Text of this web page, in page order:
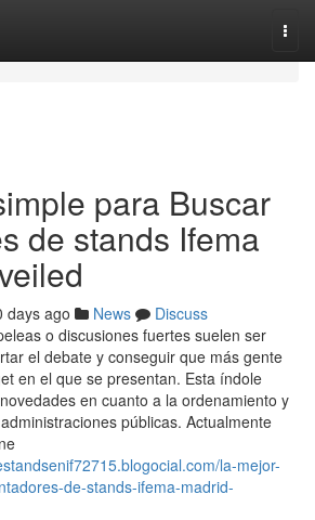
para Buscar
de stands Ifema
days ago News
Discuss
o discusiones fuertes suelen ser
el debate y conseguir que más gente
en el que se presentan. Esta índole
en cuanto a la ordenamiento y
públicas. Actualmente
la-mejor-
de-stands-ifema-madrid-